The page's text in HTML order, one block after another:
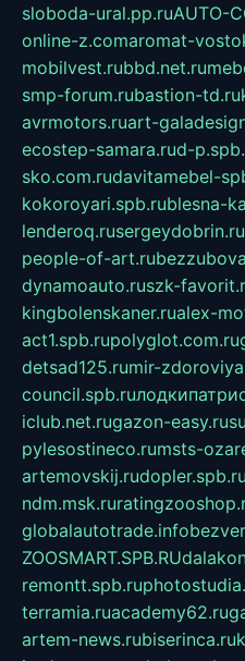
sloboda-ural.pp.ruAUTO-
online-z.comaromat-
mobilvest.rubbd.net.ru
smp-forum.rubastion-td.ru
avrmotors.ruart-
ecostep-samara.rud-
sko.com.rudavitamebel-
kokoroyari.spb.rublesna-
lenderoq.rusergeydobrin.ru
people-of-art.ru
dynamoauto.ruszk-
kingbolenskaner.rualex-
act1.spb.rupolyglot.com.ru
detsad125.rumir-
council.spb.ru
iclub.net.rugazon-easy.ru
pylesostineco.rumsts-
artemovskij.rudopler.spb.ru
ndm.msk.ru
globalautotrade.info
ZOOSMART.SPB.RU
remontt.spb.ru
terramia.ruacademy62.ru
artem-news.rubiserinca.ru